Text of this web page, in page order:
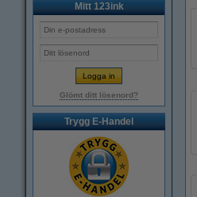
Mitt 123ink
Glömt ditt lösenord?
Trygg E-Handel